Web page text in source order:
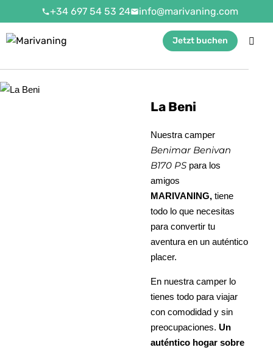
+34 697 54 53 24 info@marivaning.com
Jetzt buchen
Buchungsprozess - La Beni
La Beni
Nuestra camper
Benimar Benivan
B170 PS​para los
amigos
MARIVANING, tiene
todo lo que necesitas
para convertir tu
aventura en un auténtico
placer.
En nuestra camper lo
tienes todo para viajar
con comodidad y sin
preocupaciones. Un
auténtico hogar sobre